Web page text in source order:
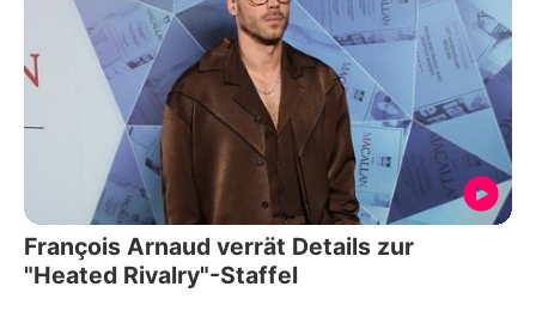
François Arnaud verrät Details zur
"Heated Rivalry"-Staffel